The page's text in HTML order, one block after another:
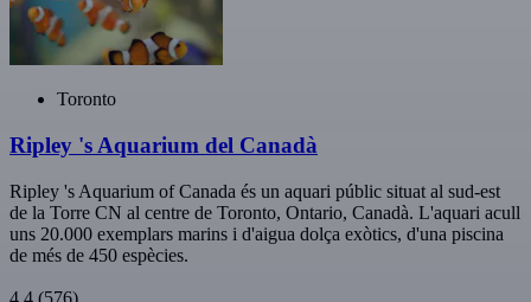
Toronto
Ripley 's Aquarium del Canadà
Ripley 's Aquarium of Canada és un aquari públic situat al sud-est
de la Torre CN al centre de Toronto, Ontario, Canadà. L'aquari acull
uns 20.000 exemplars marins i d'aigua dolça exòtics, d'una piscina
de més de 450 espècies.
4,4 (576)